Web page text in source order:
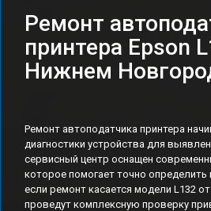
Ремонт
принтера Epson
Нижнем
Ремонт автоподатчика принтера
диагностики устройства для
сервисный центр оснащен
которое помогает точно
если ремонт касается модели L132
проведут комплексную проверку